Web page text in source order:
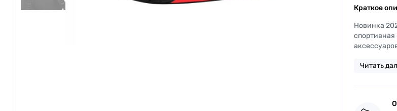
Краткое
Новинка
Читать